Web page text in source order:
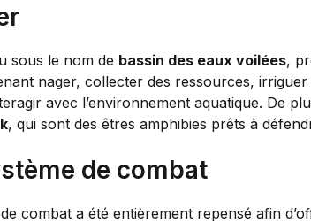
sous le nom de bassin des eaux voilées,
nager, collecter des ressources,
avec l’environnement aquatique. De
, qui sont des êtres amphibies prêts à
de combat
combat a été entièrement repensé afin